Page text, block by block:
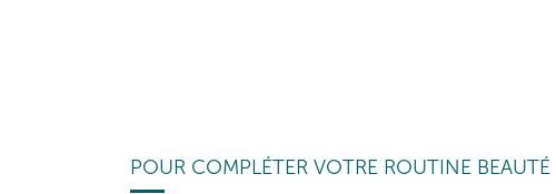
POUR COMPLÉTER VOTRE ROUTINE BEAUTÉ